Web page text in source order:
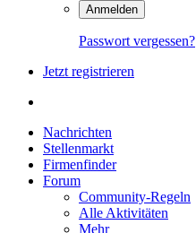
Anmelden
Passwort vergessen?
Jetzt registrieren
Nachrichten
Stellenmarkt
Firmenfinder
Forum
Community-Regeln
Alle Aktivitäten
Mehr